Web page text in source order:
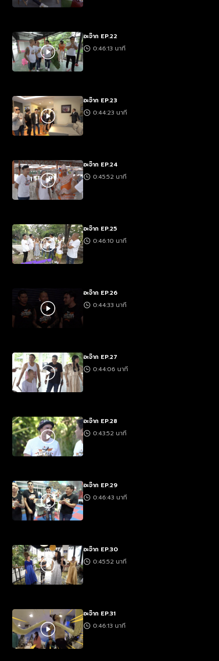
อะจ๊าก EP.22
0:46:13 นาที
อะจ๊าก EP.23
0:44:23 นาที
อะจ๊าก EP.24
0:45:52 นาที
อะจ๊าก EP.25
0:46:10 นาที
อะจ๊าก EP.26
0:44:33 นาที
อะจ๊าก EP.27
0:44:06 นาที
อะจ๊าก EP.28
0:43:52 นาที
อะจ๊าก EP.29
0:46:43 นาที
อะจ๊าก EP.30
0:45:52 นาที
อะจ๊าก EP.31
0:46:13 นาที